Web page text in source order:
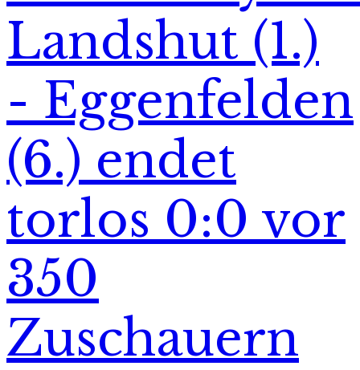
Landshut (1.)
- Eggenfelden
(6.) endet
torlos 0:0 vor
350
Zuschauern